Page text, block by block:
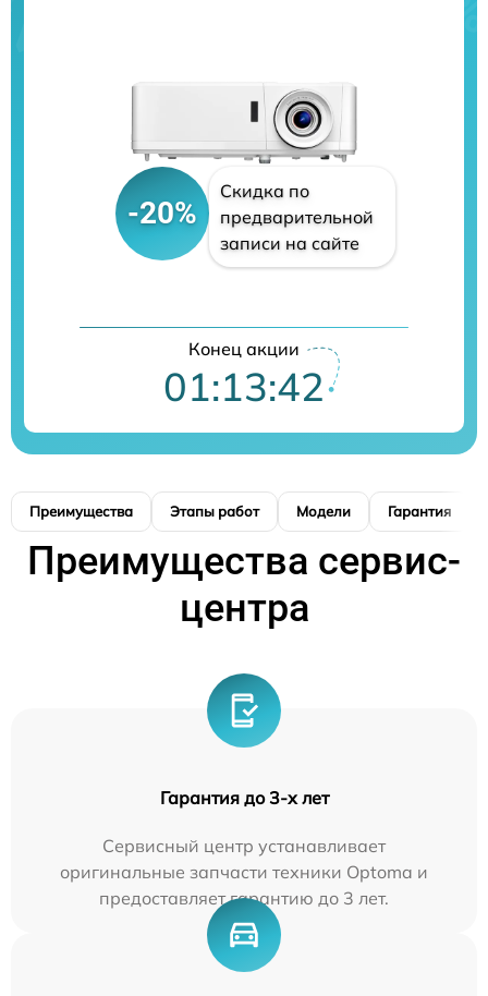
-20%
Скидка по
предварительной
записи на сайте
Конец акции
01:13:41
Преимущества Этапы работ Модели Гарантия
Преимущества сервис-
центра
Гарантия до 3-х лет
Сервисный центр устанавливает
оригинальные запчасти техники Optoma и
предоставляет гарантию до 3 лет.